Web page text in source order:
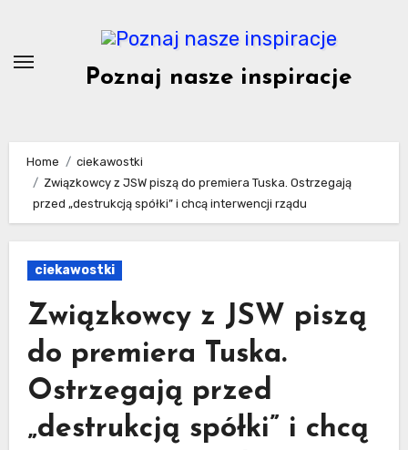
content
Poznaj nasze inspiracje
Home
ciekawostki
Związkowcy z JSW piszą do premiera Tuska. Ostrzegają
przed „destrukcją spółki” i chcą interwencji rządu
ciekawostki
Związkowcy z JSW piszą
do premiera Tuska.
Ostrzegają przed
„destrukcją spółki” i chcą